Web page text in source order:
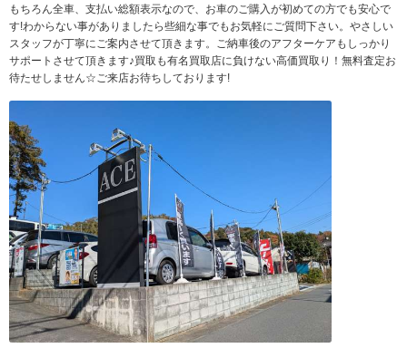
もちろん全車、支払い総額表示なので、お車のご購入が初めての方でも安心で
す!わからない事がありましたら些細な事でもお気軽にご質問下さい。やさしい
スタッフが丁寧にご案内させて頂きます。ご納車後のアフターケアもしっかり
サポートさせて頂きます♪買取も有名買取店に負けない高価買取り！無料査定お
待たせしません☆ご来店お待ちしております!